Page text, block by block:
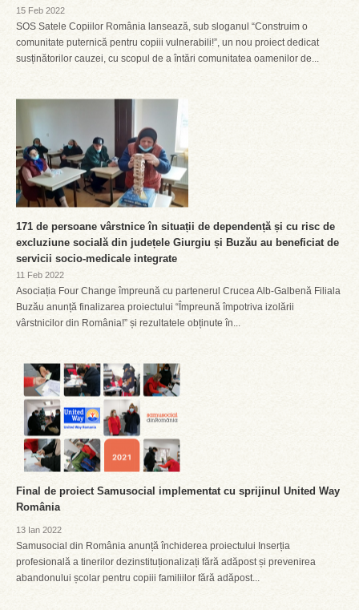
15 Feb 2022
SOS Satele Copiilor România lansează, sub sloganul “Construim o
comunitate puternică pentru copiii vulnerabili!”, un nou proiect dedicat
susținătorilor cauzei, cu scopul de a întări comunitatea oamenilor de...
171 de persoane vârstnice în situații de dependență și cu risc de
excluziune socială din județele Giurgiu și Buzău au beneficiat de
servicii socio-medicale integrate
11 Feb 2022
Asociația Four Change împreună cu partenerul Crucea Alb-Galbenă Filiala
Buzău anunță finalizarea proiectului “Împreună împotriva izolării
vârstnicilor din România!” și rezultatele obținute în...
Final de proiect Samusocial implementat cu sprijinul United Way
România
13 Ian 2022
Samusocial din România anunță închiderea proiectului Inserția
profesională a tinerilor dezinstituționalizați fără adăpost și prevenirea
abandonului școlar pentru copiii familiilor fără adăpost...